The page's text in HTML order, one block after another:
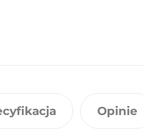
Opinie